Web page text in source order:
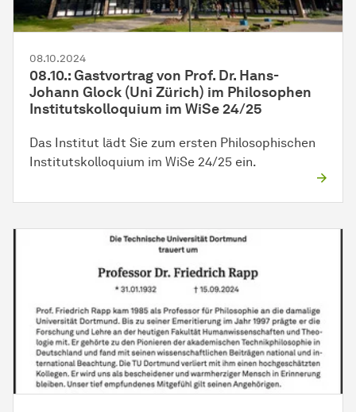
08.10.2024
08.10.: Gastvortrag von Prof. Dr. Hans-
Johann Glock (Uni Zürich) im Philosophen
Institutskolloquium im WiSe 24/25
Das Institut lädt Sie zum ersten Philosophischen
Institutskolloquium im WiSe 24/25 ein.